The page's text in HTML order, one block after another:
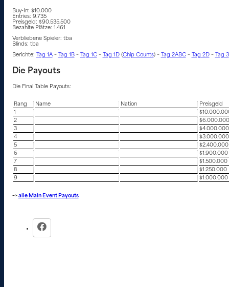
Buy-In: $10.000
Entries: 9.735
Preisgeld: $90.535.500
Bezahlte Plätze: 1.461
Verbliebene Spieler: tba
Blinds: tba
Berichte: Tag 1A– Tag 1B– Tag 1C– Tag 1D(Chip Counts) – Tag 2ABC– Tag 2D– Tag 3
Die Payouts
Die Final Table Payouts:
Rang Name Nation
Preisgeld
1
2
$6.000.000
3
$4.000.000
4
$3.000.000
5
$2.400.000
6
$1.900.000
7
$1.500.000
8
$1.250.000
9
$1.000.000
–>alle Main Event Payouts